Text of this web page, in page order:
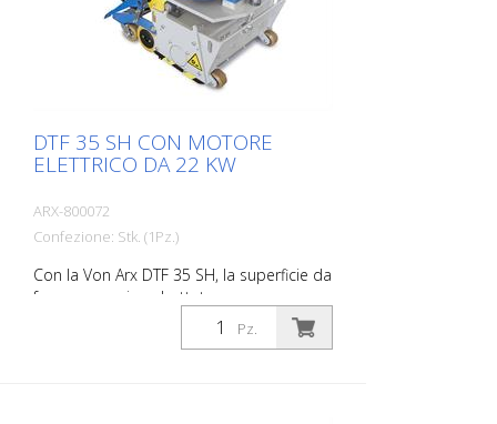
DTF 35 SH CON MOTORE
ELETTRICO DA 22 KW
ARX-800072
Confezione: Stk. (1Pz.)
Con la Von Arx DTF 35 SH, la superficie da
fresare non viene battuta, ma
accuratamente rettificata. In questo
modo la macchina ha una guida fluida e
Pz.